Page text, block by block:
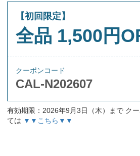
【初回限定】
全品 1,500円
クーポンコード
CAL-N202607
有効期限：2026年9月3日（木）まで ク
ては ▼▼こちら▼▼